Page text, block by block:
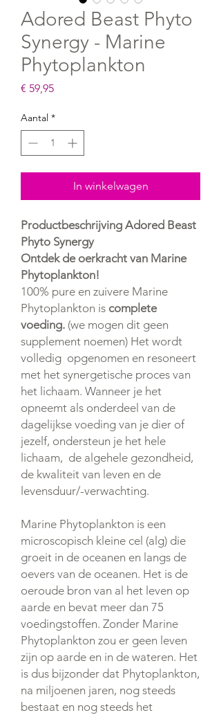
Adored Beast Phyto
Synergy - Marine
Phytoplankton
€ 59,95Prijs
Aantal *
In winkelwagen
Productbeschrijving Adored Beast
Phyto Synergy
Ontdek de oerkracht van Marine
Phytoplankton!
100% pure en zuivere Marine
Phytoplankton is complete
voeding. (we mogen dit geen
supplement noemen) Het wordt
volledig opgenomen en resoneert
met het synergetische proces van
het lichaam. Wanneer je het
opneemt als onderdeel van de
dagelijkse voeding van je dier of
jezelf, ondersteun je het hele
lichaam, de algehele gezondheid,
de kwaliteit van leven en de
levensduur/-verwachting.
Marine Phytoplankton is een
microscopisch kleine cel (alg) die
groeit in de oceanen en langs de
oevers van de oceanen. Het is de
oeroude bron van al het leven op
aarde en bevat meer dan 75
voedingstoffen. Zonder Marine
Phytoplankton zou er geen leven
zijn op aarde en in de wateren. Het
is dus bijzonder dat Phytoplankton,
na miljoenen jaren, nog steeds
bestaat en nog steeds het